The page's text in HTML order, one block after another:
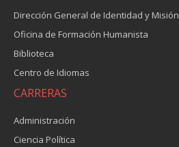
Dirección General de Identidad y Misión
Oficina de Formación Humanista
Biblioteca
Centro de Idiomas
CARRERAS
Administración
Ciencia Política